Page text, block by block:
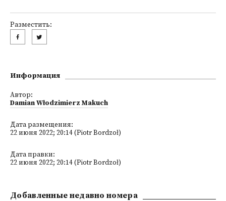
Разместить:
Информация
Автор:
Damian Włodzimierz Makuch
Дата размещения:
22 июня 2022; 20:14 (Piotr Bordzoł)
Дата правки:
22 июня 2022; 20:14 (Piotr Bordzoł)
Добавленные недавно номера